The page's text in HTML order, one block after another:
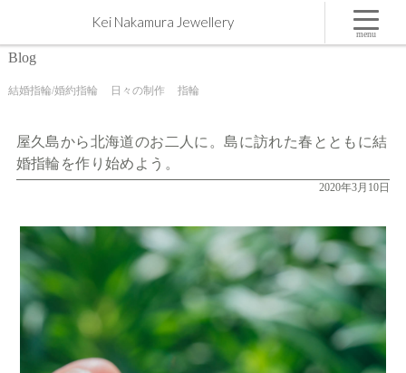
屋久島から北海道のお二人に。島に訪れた春とともに結婚指輪を作り始めよう。 | 屋久島,ジュエ
リー,オーダーメイドのマリッジリング（結婚・婚約指輪）制作 | Kei Nakamura Jewellery Blog
Kei Nakamura Jewellery
Blog
結婚指輪/婚約指輪 日々の制作 指輪
屋久島から北海道のお二人に。島に訪れた春とともに結
婚指輪を作り始めよう。
2020年3月10日
menu